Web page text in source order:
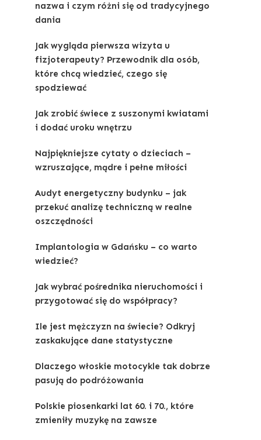
nazwa i czym różni się od tradycyjnego
dania
Jak wygląda pierwsza wizyta u
fizjoterapeuty? Przewodnik dla osób,
które chcą wiedzieć, czego się
spodziewać
Jak zrobić świece z suszonymi kwiatami
i dodać uroku wnętrzu
Najpiękniejsze cytaty o dzieciach –
wzruszające, mądre i pełne miłości
Audyt energetyczny budynku – jak
przekuć analizę techniczną w realne
oszczędności
Implantologia w Gdańsku – co warto
wiedzieć?
Jak wybrać pośrednika nieruchomości i
przygotować się do współpracy?
Ile jest mężczyzn na świecie? Odkryj
zaskakujące dane statystyczne
Dlaczego włoskie motocykle tak dobrze
pasują do podróżowania
Polskie piosenkarki lat 60. i 70., które
zmieniły muzykę na zawsze